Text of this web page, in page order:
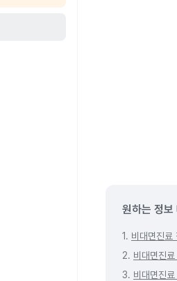
원하는 정보
1. 비대면진료
2. 비대면진
3. 비대면진